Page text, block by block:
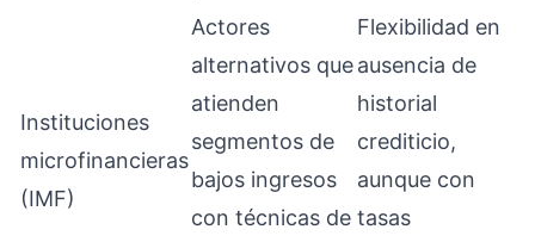
Instituciones
microfinancieras
(IMF)
Actores
alternativos que
atienden
segmentos de
bajos ingresos
con técnicas de
Flexibilidad en
ausencia de
historial
crediticio,
aunque con
tasas